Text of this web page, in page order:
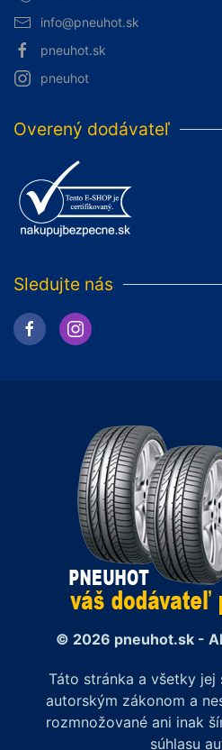
info@pneuhot.sk
pneuhot.sk
pneuhot
Overený dodávateľ
Sledujte nás
© 2026 pneuhot.sk -
Táto stránka a všetky jej
autorským zákonom a
rozmnožované ani inak
súhlasu